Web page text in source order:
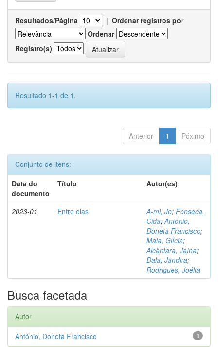
Resultados/Página | Ordenar registros por
Ordenar
Registro(s)
Resultado 1-1 de 1.
Anterior 1 Póximo
Conjunto de itens:
Data do
documento
Título Autor(es)
2023-01 Entre elas A-mi, Jo; Fonseca,
Cida;António,
Doneta Francisco;
Maia, Glícia;
Alcântara, Jaína;
Dala, Jandira;
Rodrigues, Joélia
Busca facetada
Autor
1
António, Doneta Francisco